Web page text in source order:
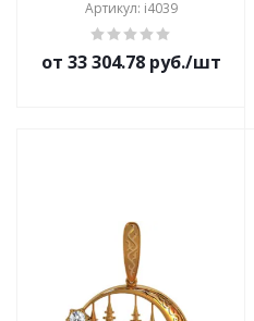
Артикул: i4039
от 33 304.78 руб./шт